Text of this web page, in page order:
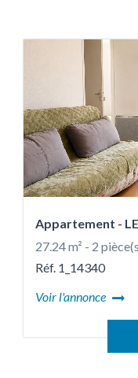
Appartement -
27.24 m² - 2
Réf. 1_14340
Voir l'annonce